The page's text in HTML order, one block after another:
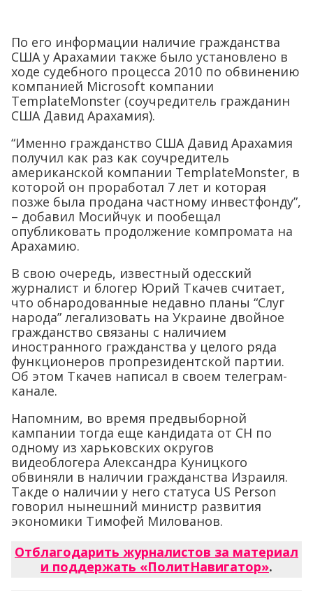
По его информации наличие гражданства
США у Арахамии также было установлено в
ходе судебного процесса 2010 по обвинению
компанией Microsoft компании
TemplateMonster (соучредитель гражданин
США Давид Арахамия).
“Именно гражданство США Давид Арахамия
получил как раз как соучредитель
американской компании TemplateMonster, в
которой он проработал 7 лет и которая
позже была продана частному инвестфонду”,
– добавил Мосийчук и пообещал
опубликовать продолжение компромата на
Арахамию.
В свою очередь, известный одесский
журналист и блогер Юрий Ткачев считает,
что обнародованные недавно планы “Слуг
народа” легализовать на Украине двойное
гражданство связаны с наличием
иностранного гражданства у целого ряда
функционеров пропрезидентской партии.
Об этом Ткачев написал в своем телеграм-
канале.
Напомним, во время предвыборной
кампании тогда еще кандидата от СН по
одному из харьковских округов
видеоблогера Александра Куницкого
обвиняли в наличии гражданства Израиля.
Такде о наличии у него статуса US Person
говорил нынешний министр развития
экономики Тимофей Милованов.
Отблагодарить журналистов за материал
и поддержать «ПолитНавигатор».